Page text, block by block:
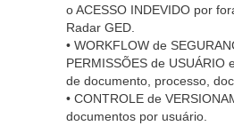
o ACESSO INDEVIDO por
Radar GED.
• WORKFLOW de
PERMISSÕES de USUÁRIO
de documento, processo,
• CONTROLE de
documentos por usuário.